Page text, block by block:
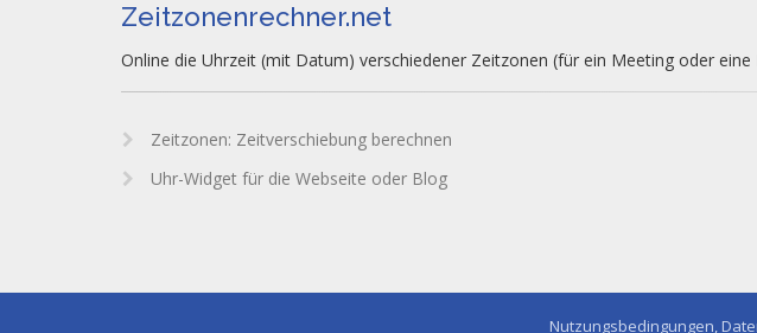
Zeitzonenrechner.net
Online die Uhrzeit (mit Datum) verschiedener Zeitzonen (für ein Meeting oder
Zeitzonen: Zeitverschiebung berechnen
Uhr-Widget für die Webseite oder Blog
Nutzungsbedingungen,